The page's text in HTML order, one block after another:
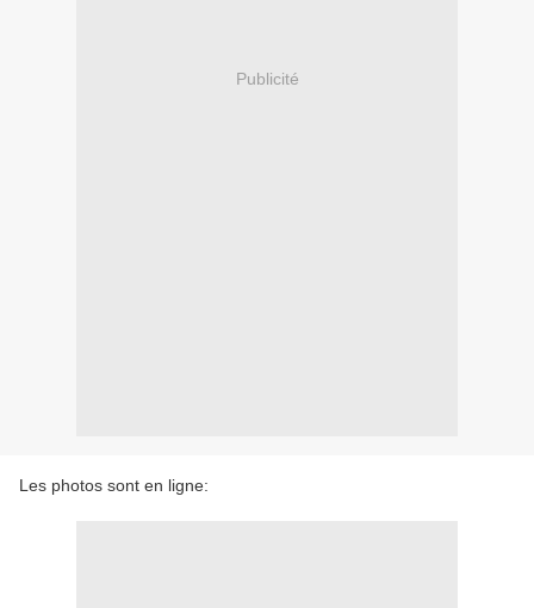
Publicité
Les photos sont en ligne: